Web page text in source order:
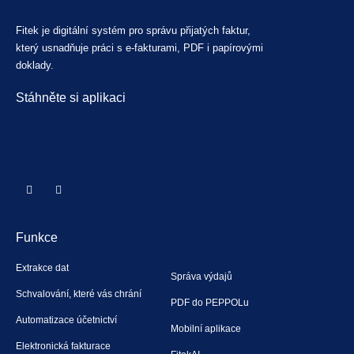
Fitek je digitální systém pro správu přijatých faktur,
který usnadňuje práci s e-fakturami, PDF i papírovými
doklady.
Stáhněte si aplikaci
Funkce
Extrakce dat
Schvalování, které vás chrání
Automatizace účetnictví
Elektronická fakturace
Správa výdajů
PDF do PEPPOLu
Mobilní aplikace